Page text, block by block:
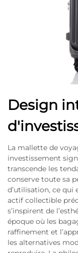
Design
La mallette de
investissement
transcende les
conserve toute sa
d’utilisation, ce qui
actif collectible
s’inspirent de
époque où les
raffinement et
les alternatives